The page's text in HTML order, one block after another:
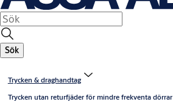
Sök
Trycken & draghandtag
Trycken utan returfjäder för mindre frekventa dörrar